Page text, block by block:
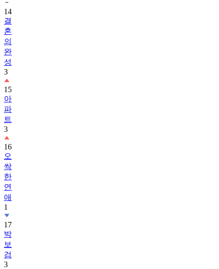
14
결
혼
의
완
성
3
15
아
파
트
3
16
오
싹
한
연
애
1
17
박
보
검
3